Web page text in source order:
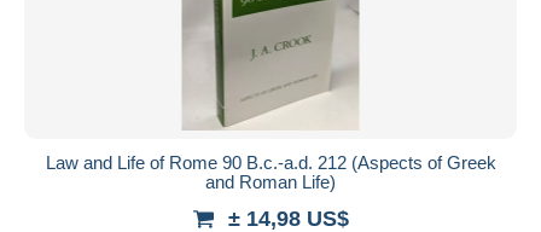
Law and Life of Rome 90 B.c.-a.d. 212 (Aspects of Greek
and Roman Life)
± 14,98 US$